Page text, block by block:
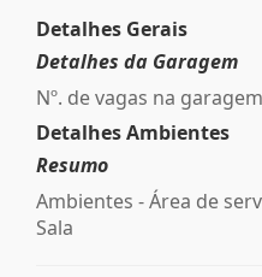
Detalhes Gerais
Detalhes da Garagem
Nº. de vagas na
Detalhes Ambientes
Resumo
Ambientes - Área de
Sala